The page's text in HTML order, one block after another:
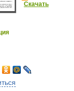
Скачать